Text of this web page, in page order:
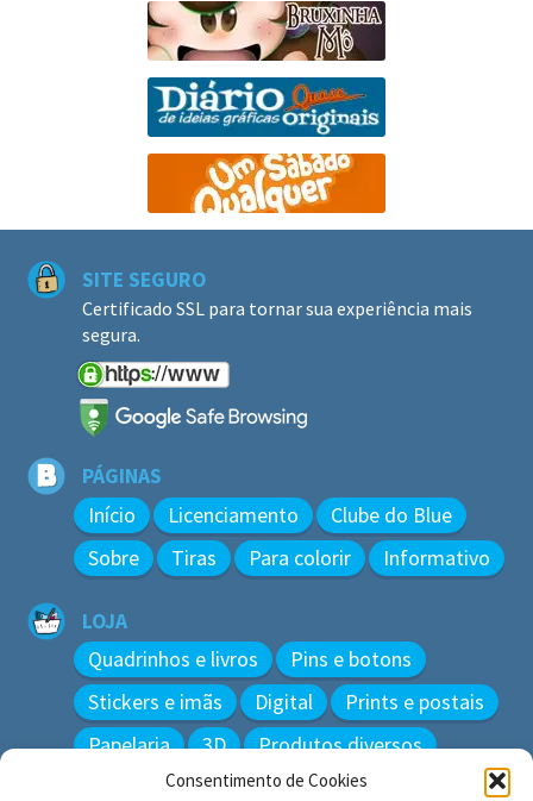
Consentimento de Cookies
SITE SEGURO
Certificado SSL para tornar sua experiência mais
segura.
PÁGINAS
Início Licenciamento
Clube do Blue
Sobre
Tiras Para colorir Informativo
LOJA
Quadrinhos e livros
Pins e botons
Stickers e imãs
Digital
Prints e postais
Papelaria
3D Produtos diversos